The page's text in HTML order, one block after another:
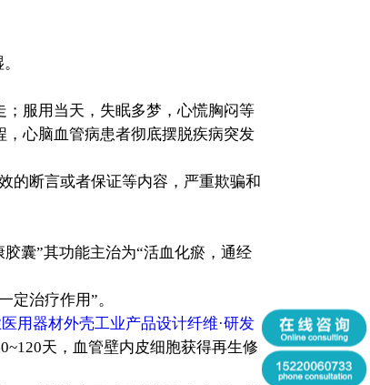
服用当天，失眠多梦，心慌胸闷等
心脑血管病患者彻底摆脱疾病突发
的断言或者保证等内容，严重欺骗和
囊”其功能主治为“活血化瘀，通经
治疗作用”。
用器材外壳工业产品设计纤维·研发
天，血管壁内皮细胞获得再生修